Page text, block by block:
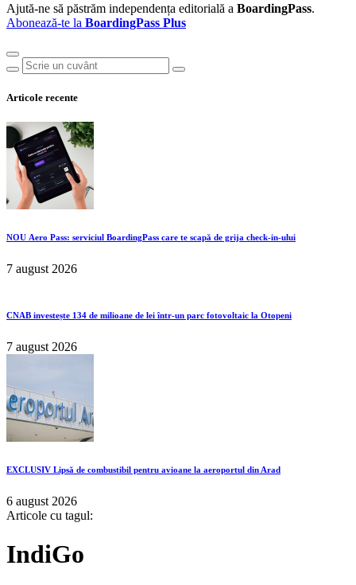
Ajută-ne să păstrăm independența editorială a BoardingPass.
Abonează-te la BoardingPass Plus
Articole recente
NOU Aero Pass: serviciul BoardingPass care te scapă de grija check-in-ului
7 august 2026
CNAB investește 134 de milioane de lei într-un parc fotovoltaic la Otopeni
7 august 2026
EXCLUSIV Lipsă de combustibil pentru avioane la aeroportul din Arad
6 august 2026
Articole cu tagul:
IndiGo